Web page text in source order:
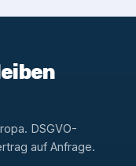
DSGVO-
auf Anfrage.